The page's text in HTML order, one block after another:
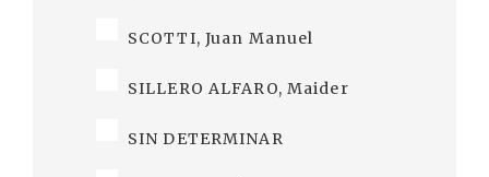
SCOTTI, Juan Manuel
SILLERO ALFARO, Maider
SIN DETERMINAR